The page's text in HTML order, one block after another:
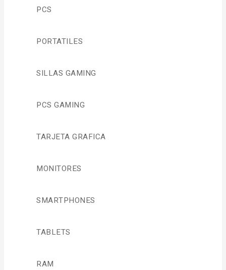
PCS
PORTATILES
SILLAS GAMING
PCS GAMING
TARJETA GRAFICA
MONITORES
SMARTPHONES
TABLETS
RAM